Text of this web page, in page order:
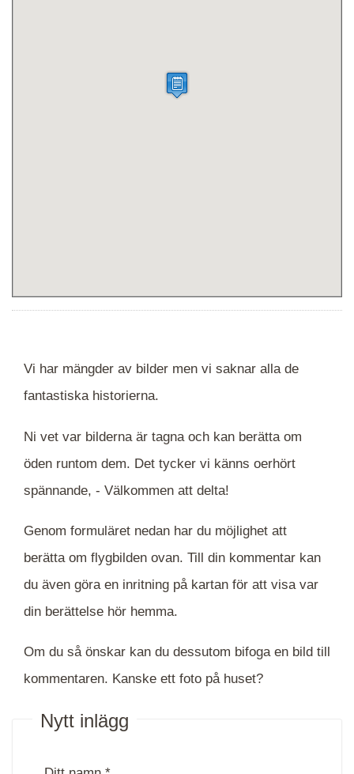
Vi har mängder av bilder men vi saknar alla de
fantastiska historierna.
Ni vet var bilderna är tagna och kan berätta om
öden runtom dem. Det tycker vi känns oerhört
spännande, - Välkommen att delta!
Genom formuläret nedan har du möjlighet att
berätta om flygbilden ovan. Till din kommentar kan
du även göra en inritning på kartan för att visa var
din berättelse hör hemma.
Om du så önskar kan du dessutom bifoga en bild till
kommentaren. Kanske ett foto på huset?
Nytt inlägg